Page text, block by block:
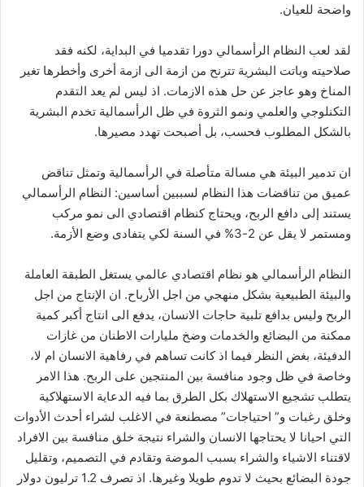
واضحة للعيان.
لقد لعب النظام الرأسمالي دورا تقدميا في البداية، لكنه فقد
صلاحيته وباتت البشرية تترنح من ازمة الى ازمة أخرى وأخطرها تغير
المناخ وهو عاجز عن حل هذه الازمات. اذ ليس لم يعد التقدم
التكنلوجي والعلمي ونمو الثروة في ظل الرأسمالية تخدم البشرية
بالشكل المطلوب فحسب، بل أصبحت تهدد مصيرها.
ان تدمير البيئة هي مسالة متأصلة في الرأسمالية وتمثل تناقض
عميق من تناقضات هذا النظام لسببين أساسين: النظام الرأسمالي
يستند إلى دافع الربح، ويحتاج كنظام اقتصادي الى نمو مركب
ومستمر لا يقل عن 2-3% في السنة لكي يتفادى وضع الأزمة.
النظام الرأسمالي هو نظام اقتصادي عالمي يستغل الطبقة العاملة
والبيئة الطبيعية بشكل منهجي من اجل الأرباح. ان الإنتاج من اجل
الربح وليس بدافع تلبية حاجات الانسان، يدفع الى انتاج أكبر كمية
ممكنة من البضائع والخدمات وضخ مليارات الاطنان من غازات
الدفيئة، بغض النظر فيما اذ كانت تساهم في رفاهية الانسان ام لا،
وخاصة في ظل وجود منافسة بين المنتجين على الربح. هذا الامر
يتطلب تشجيع الاستهلاك بكل الطرق بما فيه الدعاية الاستهلاكية
وخلق رغبات و” احتياجات” مصطنعة في الاغلب لشراء أحدث الأدوات
التي احيانا لا يحتاجها الانسان والشراء نتيجة خلق منافسة بين الافراد
لاقتناء الاشياء والشراء بسبب الموضة وتقادم في التصميم، وتقليل
جودة البضائع بحيث لا تدوم طويلا وغيرها. اذ تصرف 1.2 ترليون دولار